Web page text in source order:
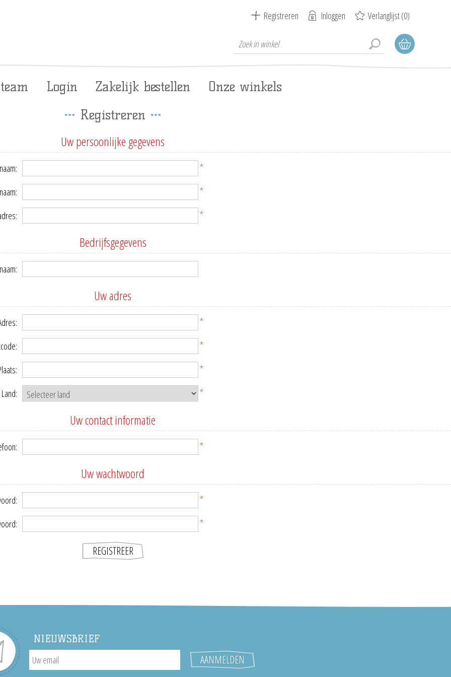
Registreren Inloggen Verlanglijst(0)
Login Zakelijk bestellen
Onze winkels
Registreren
Uw persoonlijke gegevens
*
*
*
Bedrijfsgegevens
Uw adres
*
*
*
Land:
*
Uw contact informatie
*
Uw wachtwoord
*
*
NIEUWSBRIEF